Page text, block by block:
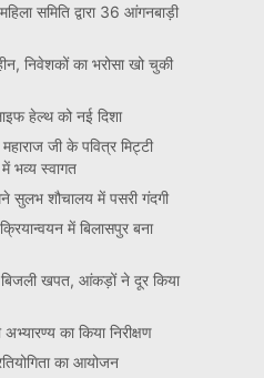
समिति द्वारा 36 आंगनबाड़ी
निवेशकों का भरोसा खो चुकी
हेल्थ को नई दिशा
जी के पवित्र मिट्टी
भव्य स्वागत
सुलभ शौचालय में पसरी गंदगी
में बिलासपुर बना
बिजली खपत, आंकड़ों ने दूर किया
का किया निरीक्षण
का आयोजन